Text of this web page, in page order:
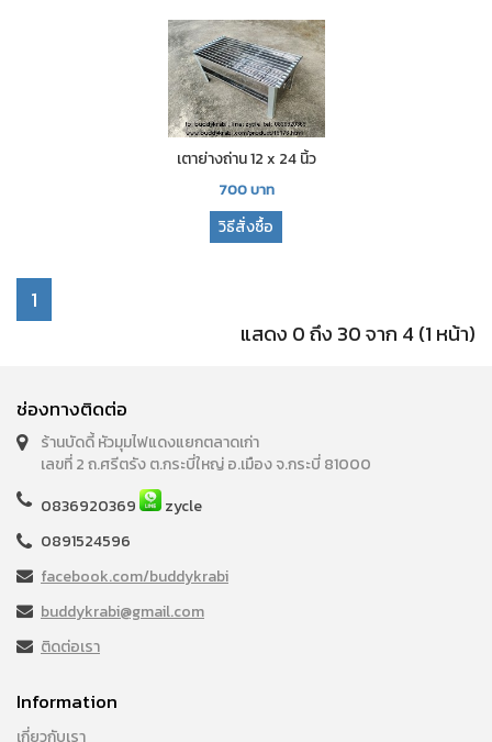
เตาย่างถ่าน 12 x 24 นิ้ว
700บาท
วิธีสั่งซื้อ
1
แสดง 0 ถึง 30 จาก 4 (1 หน้า)
ช่องทางติดต่อ
ร้านบัดดี้ หัวมุมไฟแดงแยกตลาดเก่า
เลขที่ 2 ถ.ศรีตรัง ต.กระบี่ใหญ่ อ.เมือง จ.กระบี่ 81000
0836920369
zycle
0891524596
facebook.com/buddykrabi
buddykrabi@gmail.com
ติดต่อเรา
Information